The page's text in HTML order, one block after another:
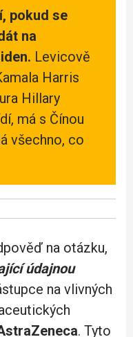
pokud se
na
Levicově
Harris
Hillary
má s Čínou
všechno, co
na otázku,
údajnou
na vlivných
. Tyto